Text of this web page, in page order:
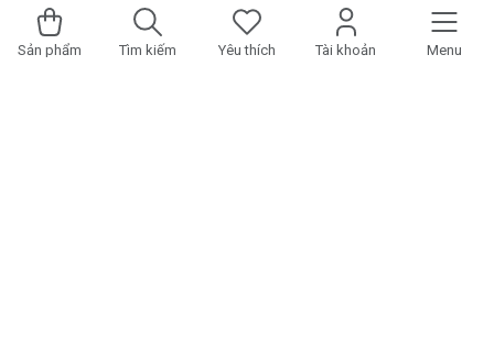
Sản phẩm Tìm kiếm Yêu thích Tài khoản Menu
Phụ kiện đấu nối cho MCCB 3VA Rơ-le nhiệt bảo vệ quá tải 3MU7
Phụ kiện đấu nối kiểu plug-in và kiểu rút kéo cho MCCB